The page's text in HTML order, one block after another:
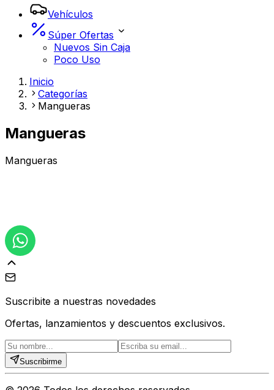
Vehículos
Súper Ofertas
Nuevos Sin Caja
Poco Uso
Inicio
Categorías
Mangueras
Mangueras
Mangueras
Suscribite a nuestras novedades
Ofertas, lanzamientos y descuentos exclusivos.
Suscribirme